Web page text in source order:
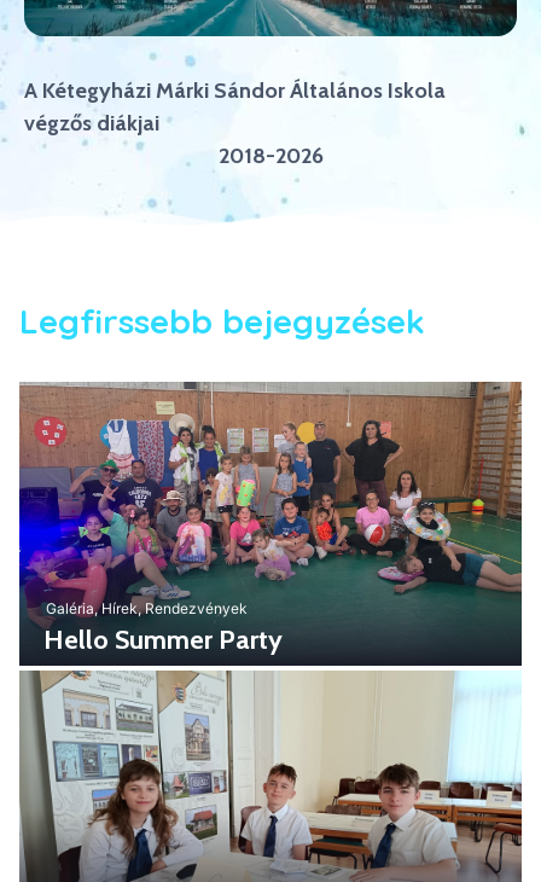
A Kétegyházi Márki Sándor Általános Iskola
végzős diákjai
2018-2026
Legfirssebb bejegyzések
Galéria, Hírek, Rendezvények
Hello Summer Party